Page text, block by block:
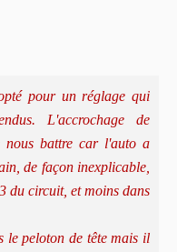
pour un réglage qui
L'accrochage de
nous battre car l'auto a
de façon inexplicable,
du circuit, et moins dans
le peloton de tête mais il